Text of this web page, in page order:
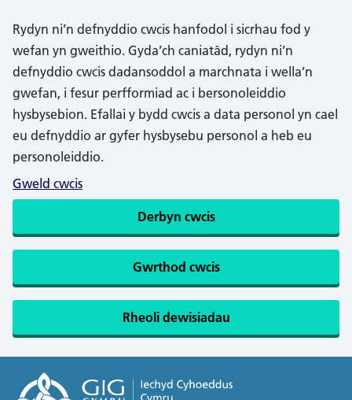
Rydyn ni’n defnyddio cwcis hanfodol i sicrhau fod y
wefan yn gweithio. Gyda’ch caniatâd, rydyn ni’n
defnyddio cwcis dadansoddol a marchnata i wella’n
gwefan, i fesur perfformiad ac i bersonoleiddio
hysbysebion. Efallai y bydd cwcis a data personol yn cael
eu defnyddio ar gyfer hysbysebu personol a heb eu
personoleiddio.
Gweld cwcis
Derbyn cwcis
Gwrthod cwcis
Rheoli dewisiadau